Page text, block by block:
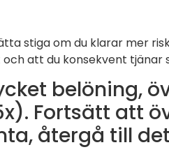
stiga om du klarar mer
att du konsekvent tjänar
belöning,
Fortsätt att
återgå till